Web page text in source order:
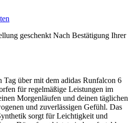
geschenkt Nach Bestätigung Ihrer
Tag über mit dem adidas Runfalcon 6
für regelmäßige Leistungen im
Morgenläufen und deinen täglichen
und zuverlässigen Gefühl. Das
sorgt für Leichtigkeit und